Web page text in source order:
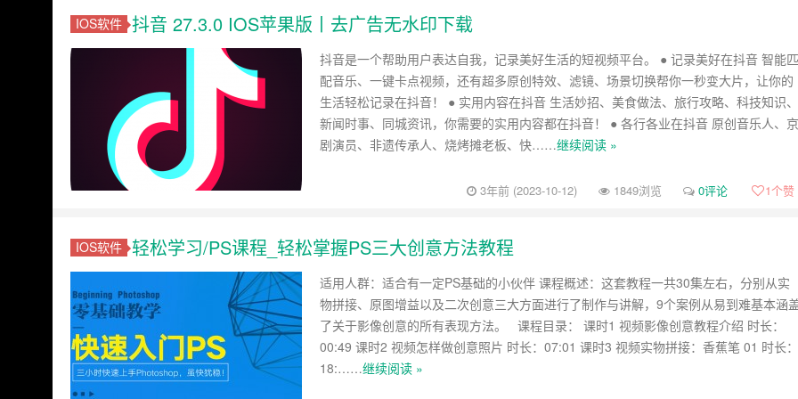
IOS软件 抖音 27.3.0 IOS苹果版丨去广告无水印下载
抖音是一个帮助用户表达自我，记录美好生活的短视频平台。 ● 记录美好在抖音 智能匹
配音乐、一键卡点视频，还有超多原创特效、滤镜、场景切换帮你一秒变大片，让你的
生活轻松记录在抖音！ ● 实用内容在抖音 生活妙招、美食做法、旅行攻略、科技知识、
新闻时事、同城资讯，你需要的实用内容都在抖音！ ● 各行各业在抖音 原创音乐人、京
剧演员、非遗传承人、烧烤摊老板、快……继续阅读 »
3年前 (2023-10-12) 1849浏览 0评论 1个赞
IOS软件 轻松学习/PS课程_轻松掌握PS三大创意方法教程
适用人群：适合有一定PS基础的小伙伴 课程概述：这套教程一共30集左右，分别从实
物拼接、原图增益以及二次创意三大方面进行了制作与讲解，9个案例从易到难基本涵
了关于影像创意的所有表现方法。 课程目录： 课时1 视频影像创意教程介绍 时长：
00:49 课时2 视频怎样做创意照片 时长：07:01 课时3 视频实物拼接：香蕉笔 01 时长：
18:……继续阅读 »